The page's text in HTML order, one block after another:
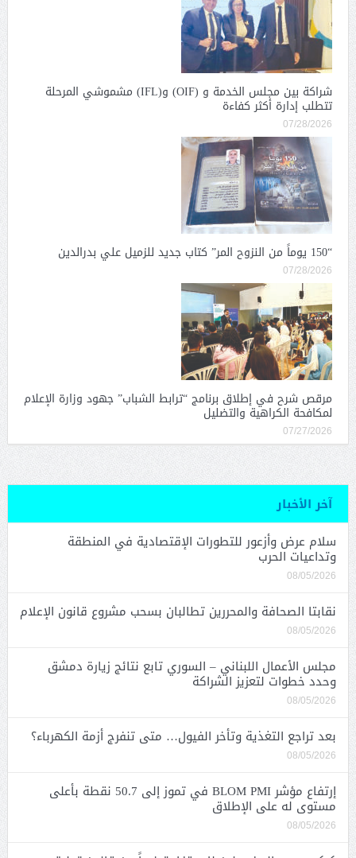
شراكة بين مجلس الخدمة و (OIF) و(IFL) مشموشي المرحلة
تتطلب إدارة أكثر كفاءة
07/28/2026
“150 يوماً من النزوح المر” كتاب جديد للزميل علي بدرالدين
07/28/2026
مرقص شرح في إطلاق برنامج “ترابط الشباب” جهود وزارة الإعلام
لمكافحة الكراهية والتضليل
07/27/2026
آخر الأخبار
سلام عرض وأزعور للتطورات الإقتصادية في المنطقة
وتداعيات الحرب
08/05/2026
نقابتا الصحافة والمحررين تطالبان بسحب مشروع قانون الإعلام
08/05/2026
مجلس الأعمال اللبناني – السوري تابع نتائج زيارة دمشق
وحدد خطوات لتعزيز الشراكة
08/05/2026
بعد تراجع التغذية وتأخر الفيول… متى تنفرج أزمة الكهرباء؟
08/05/2026
إرتفاع مؤشر BLOM PMI في تموز إلى 50.7 نقطة بأعلى
مستوى له على الإطلاق
08/05/2026